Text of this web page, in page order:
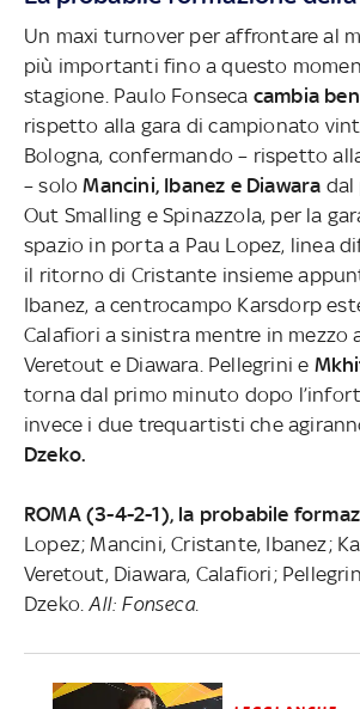
Un maxi turnover per affrontare al
più importanti fino a questo
stagione. Paulo Fonseca cambia
rispetto alla gara di campionato
Bologna, confermando – rispetto
– soloMancini, Ibanez e Diawara dal
Out Smalling e Spinazzola, per la
spazio in porta a Pau Lopez, linea
il ritorno di Cristante insieme
Ibanez, a centrocampo Karsdorp
Calafiori a sinistra mentre in mezzo
Veretout e Diawara. Pellegrini e
torna dal primo minuto dopo
invece i due trequartisti che
Dzeko.
ROMA (3-4-2-1), la probabile
Lopez; Mancini, Cristante, Ibanez;
Veretout, Diawara, Calafiori;
Dzeko.All: Fonseca.